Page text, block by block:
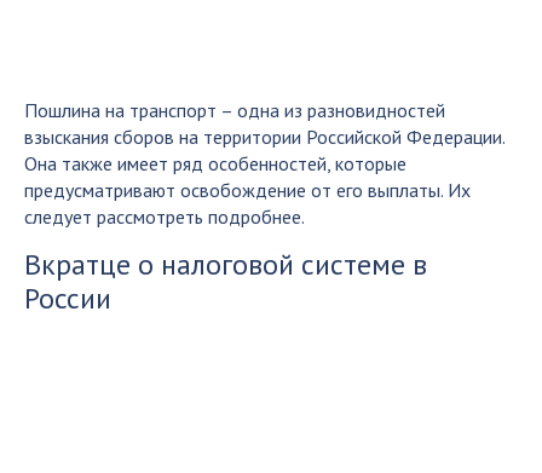
Пошлина на транспорт – одна из разновидностей
взыскания сборов на территории Российской Федерации.
Она также имеет ряд особенностей, которые
предусматривают освобождение от его выплаты. Их
следует рассмотреть подробнее.
Вкратце о налоговой системе в
России